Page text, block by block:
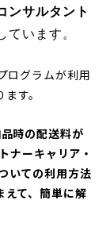
ンサルタント
ています。
ログラムが利用
す。
時の配送料が
ナーキャリア・
いての利用方法
えて、簡単に解